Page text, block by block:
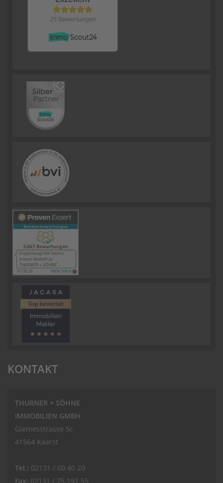
KONTAKT
THURNER + SÖHNE
IMMOBILIEN GMBH
Giemesstrasse 5c
41564 Kaarst
Tel.: 02131 / 60 40 20
Fax: 02131 / 75 191 55